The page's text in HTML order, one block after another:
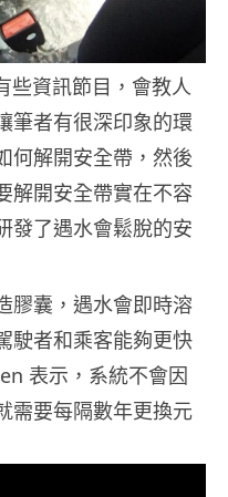
些資訊節目，會教人
筆者有很深印象的環
何解開安全帶，然後
解開安全帶實在不容
發了遇水會鬆脫的安
膠囊，遇水會即時溶
駛者和乘客能夠更快
表示，系統不會因
需要每隔數年更換元